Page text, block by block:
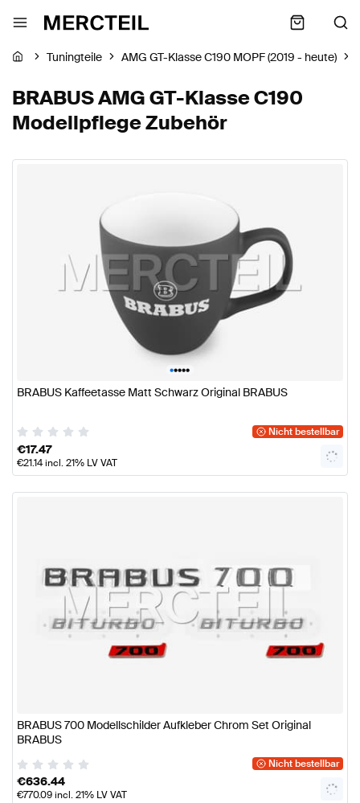
Tuningteile AMG GT-Klasse C190 MOPF (2019 - heute)
BRABUS AMG GT-Klasse C190
Modellpflege Zubehör
•••••
BRABUS Kaffeetasse Matt Schwarz Original BRABUS
Nicht bestellbar
€17.47
€21.14incl. 21% LV VAT
BRABUS 700 Modellschilder Aufkleber Chrom Set Original
BRABUS
Nicht bestellbar
€636.44
€770.09incl. 21% LV VAT